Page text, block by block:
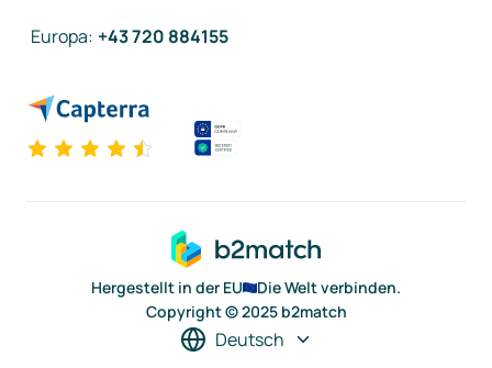
Europa: +43 720 884155
Hergestellt in der EU
Die Welt verbinden.
Copyright © 2025 b2match
Deutsch